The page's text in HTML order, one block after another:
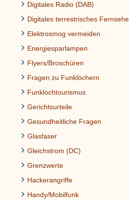
Digitales Radio (DAB)
Digitales terrestrisches
Elektrosmog vermeiden
Energiesparlampen
Flyers/Broschüren
Fragen zu Funklöchern
Funklochtourismus
Gerichtsurteile
Gesundheitliche Fragen
Glasfaser
Gleichstrom (DC)
Grenzwerte
Hackerangriffe
Handy/Mobilfunk